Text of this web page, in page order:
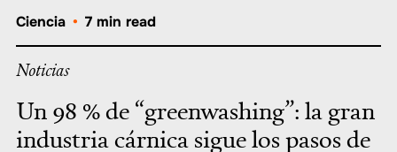
Ciencia • 7 min read
Noticias
Un 98 % de “greenwashing”: la gran
industria cárnica sigue los pasos de